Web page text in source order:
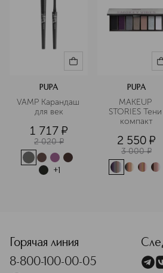
LAKE), CI 19140 (YELLOW 5
качестве цветовой добавки.
PUPA
VAMP Карандаш
для век
1 717 ¤
2 020 ¤
+1
PUPA
MAKEUP
STORIES Тени
компакт
2 550 ¤
3 000 ¤
Горячая линия
8-800-100-00-05